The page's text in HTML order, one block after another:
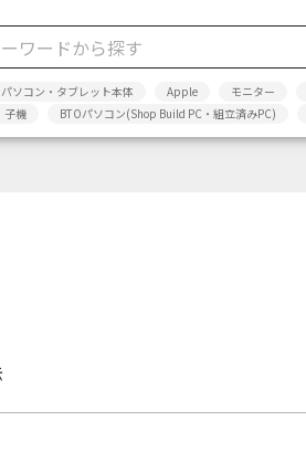
パソコン・タブレット本体 Apple モニター
子機
BTOパソコン(Shop Build PC・組立済みPC)